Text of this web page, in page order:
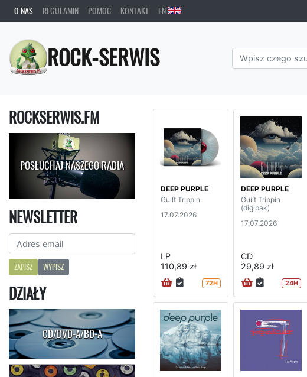
O NAS REGULAMIN POMOC KONTAKT EN
ROCK-SERWIS
ROCKSERWIS.FM
POSŁUCHAJ NASZEGO RADIA
NEWSLETTER
ZAPISZ WYPISZ
DZIAŁY
CD/DVD-A/BD-A
DEEP PURPLE
Guilt Trippin
17.07.2026
LP
110,89 zł
72H
DEEP PURPLE
Guilt Trippin
(digipak)
17.07.2026
CD
29,89 zł
24H